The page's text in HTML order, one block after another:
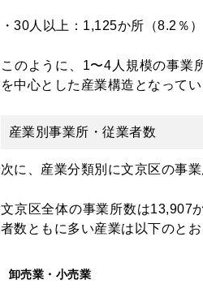
・30人以上：1,125か所（8.2％）
このように、1〜4人規模の事業
を中心とした産業構造となって
産業別事業所・従業者数
次に、産業分類別に文京区の事
文京区全体の事業所数は13,907
者数ともに多い産業は以下のとお
卸売業・小売業